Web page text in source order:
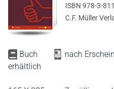
Buch
nach
erhältlich
ISBN 978-3-
C.F. Müller